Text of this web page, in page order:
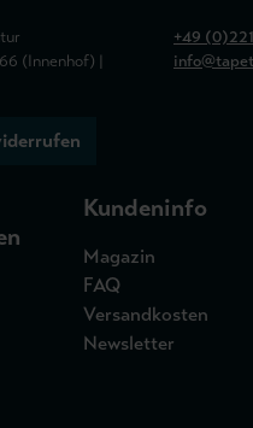
(Innenhof) |
+49
Kundeninfo
Magazin
FAQ
Versandkosten
Newsletter